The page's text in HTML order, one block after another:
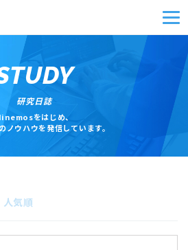
研究日誌
をはじめ、
ノウハウを発信しています。
人気順